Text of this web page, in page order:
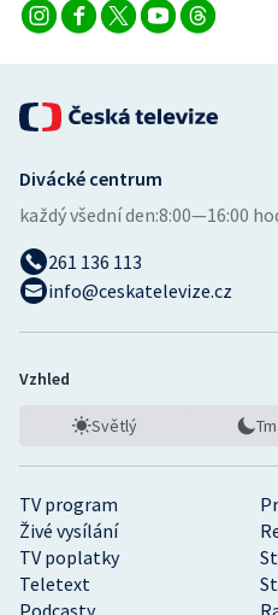
TV program
Živé vysílání
TV poplatky
Teletext
Divácké centrum
každý všední den:8:00—16:00
261 136 113
info@ceskatelevize.cz
Vzhled
Světlý